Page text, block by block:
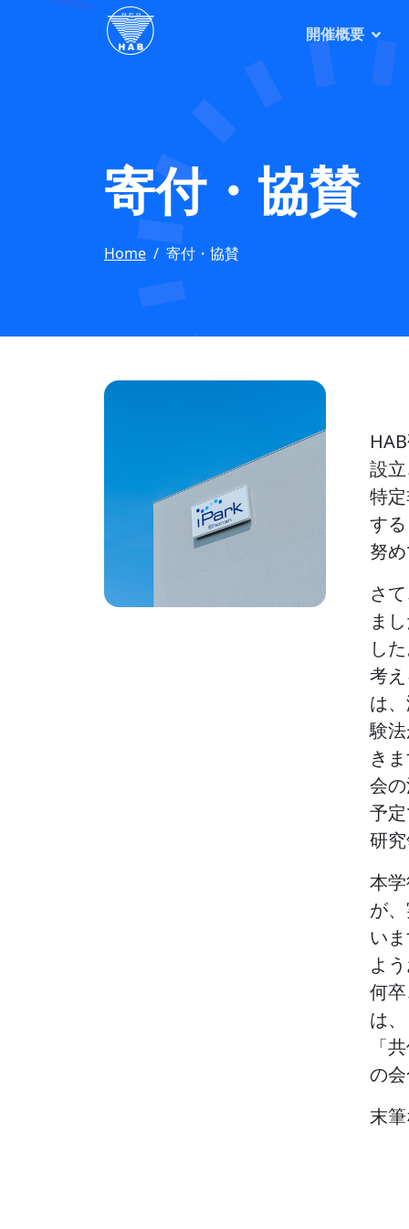
開催概要
寄付・協賛
Home 寄付・協賛
設
特
す
努
さ
ま
し
考
は
験
き
会
予
研
本
が
い
よ
何
は
「
の
末